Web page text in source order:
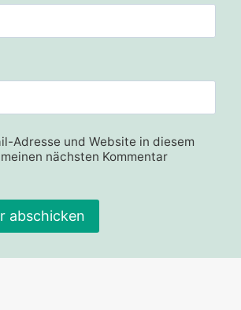
Adresse und Website in diesem
nächsten Kommentar